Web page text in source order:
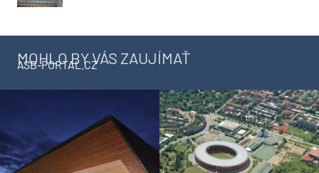
MOHLO BY VÁS ZAUJÍMAŤ
ASB-PORTAL.CZ